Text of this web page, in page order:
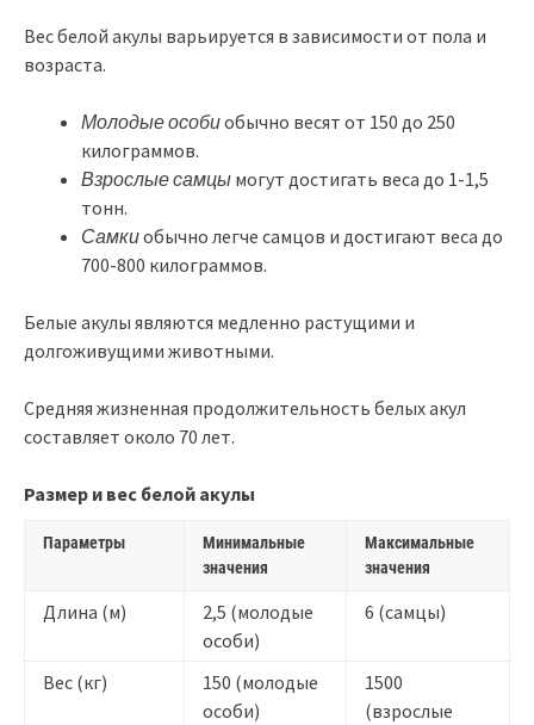
Вес белой акулы варьируется в зависимости от пола и
возраста.
Молодые особиобычно весят от 150 до 250
килограммов.
Взрослые самцы могут достигать веса до 1-1,5
тонн.
Самкиобычно легче самцов и достигают веса до
700-800 килограммов.
Белые акулы являются медленно растущими и
долгоживущими животными.
Средняя жизненная продолжительность белых акул
составляет около 70 лет.
Размер и вес белой акулы
Параметры
Минимальные
значения
Максимальные
значения
Длина (м)
2,5 (молодые
особи)
6 (самцы)
Вес (кг)
150 (молодые
особи)
1500
(взрослые